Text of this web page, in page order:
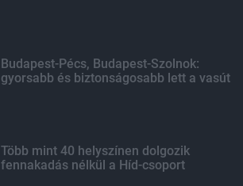
Budapest-Pécs, Budapest-Szolnok:
gyorsabb és biztonságosabb lett a vasút
Több mint 40 helyszínen dolgozik
fennakadás nélkül a Híd-csoport